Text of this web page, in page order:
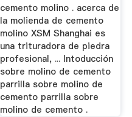
cemento molino . acerca de
la molienda de cemento
molino XSM Shanghai es
una trituradora de piedra
profesional, ... Intoducción
sobre molino de cemento
parrilla sobre molino de
cemento parrilla sobre
molino de cemento .